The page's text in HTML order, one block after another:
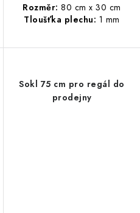
Rozměr: 80 cm x 30 cm
Tloušťka plechu: 1 mm
Sokl 75 cm pro regál do
prodejny